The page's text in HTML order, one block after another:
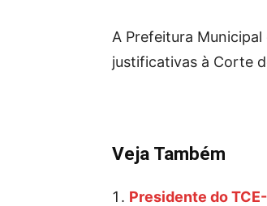
A Prefeitura
justificativas à Corte
Veja Também
Presidente do